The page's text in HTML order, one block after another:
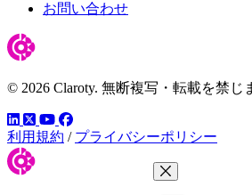
お問い合わせ
© 2026 Claroty. 無断複写・転載を禁じ
LinkedIn
ツイッター
YouTube
Facebook
利用規約 / プライバシーポリシー
メニューを閉じる